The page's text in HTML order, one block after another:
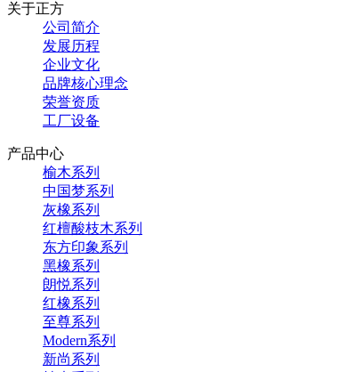
关于正方
公司简介
发展历程
企业文化
品牌核心理念
荣誉资质
工厂设备
产品中心
榆木系列
中国梦系列
灰橡系列
红檀酸枝木系列
东方印象系列
黑橡系列
朗悦系列
红橡系列
至尊系列
Modern系列
新尚系列